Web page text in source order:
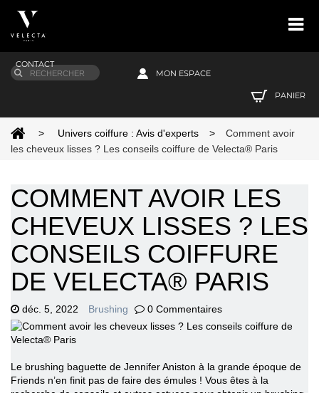
CONTACT
MON ESPACE
PANIER
> Univers coiffure : Avis d'experts >
Comment avoir
les cheveux lisses ? Les conseils coiffure de Velecta® Paris
COMMENT AVOIR LES
CHEVEUX LISSES ? LES
CONSEILS COIFFURE
DE VELECTA® PARIS
déc. 5, 2022 Brushing 0 Commentaires
Le brushing baguette de Jennifer Aniston à la grande époque de
Friends n’en finit pas de faire des émules ! Vous êtes à la